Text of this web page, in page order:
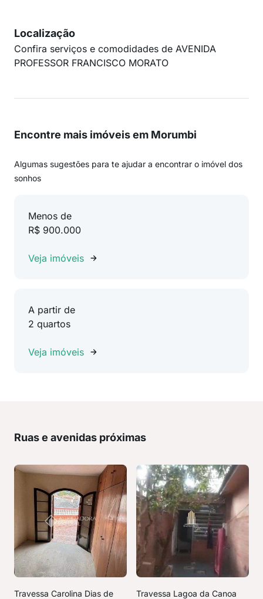
Localização
Confira serviços e comodidades de AVENIDA
PROFESSOR FRANCISCO MORATO
Encontre mais imóveis em Morumbi
Algumas sugestões para te ajudar a encontrar o imóvel dos
sonhos
Menos de
R$ 900.000
Veja imóveis
A partir de
2 quartos
Veja imóveis
Ruas e avenidas próximas
Travessa Carolina Dias de
Travessa Lagoa da Canoa